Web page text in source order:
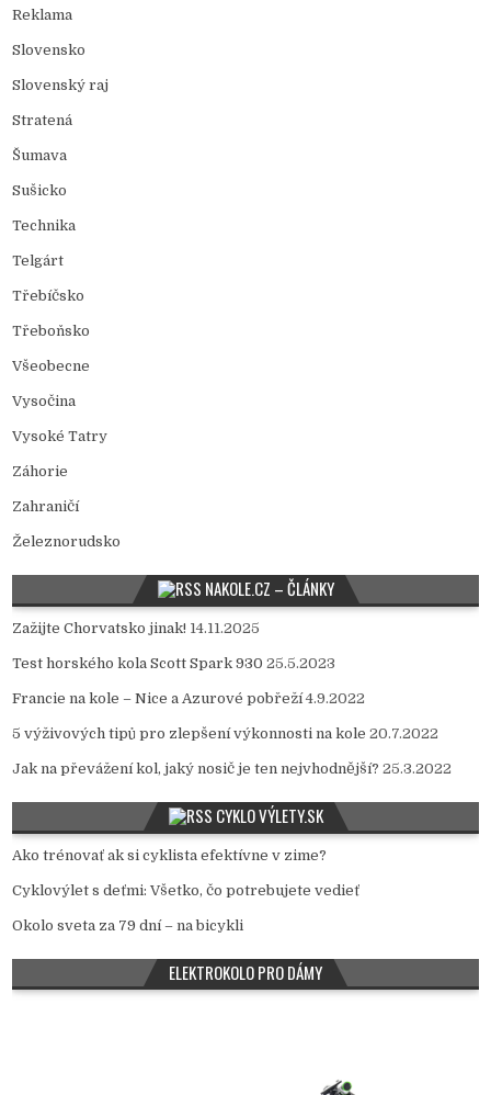
Reklama
Slovensko
Slovenský raj
Stratená
Šumava
Sušicko
Technika
Telgárt
Třebíčsko
Třeboňsko
Všeobecne
Vysočina
Vysoké Tatry
Záhorie
Zahraničí
Železnorudsko
NAKOLE.CZ – ČLÁNKY
Zažijte Chorvatsko jinak! 14.11.2025
Test horského kola Scott Spark 930 25.5.2023
Francie na kole – Nice a Azurové pobřeží 4.9.2022
5 výživových tipů pro zlepšení výkonnosti na kole 20.7.2022
Jak na převážení kol, jaký nosič je ten nejvhodnější? 25.3.2022
CYKLO VÝLETY.SK
Ako trénovať ak si cyklista efektívne v zime?
Cyklovýlet s deťmi: Všetko, čo potrebujete vedieť
Okolo sveta za 79 dní – na bicykli
ELEKTROKOLO PRO DÁMY